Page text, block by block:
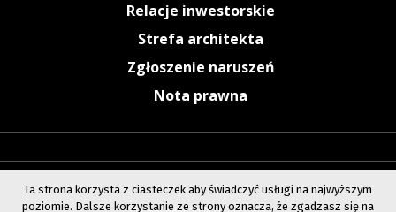
Relacje inwestorskie
Strefa architekta
Zgłoszenie naruszeń
Nota prawna
Ta strona korzysta z ciasteczek aby świadczyć usługi na najwyższym
poziomie. Dalsze korzystanie ze strony oznacza, że zgadzasz się na